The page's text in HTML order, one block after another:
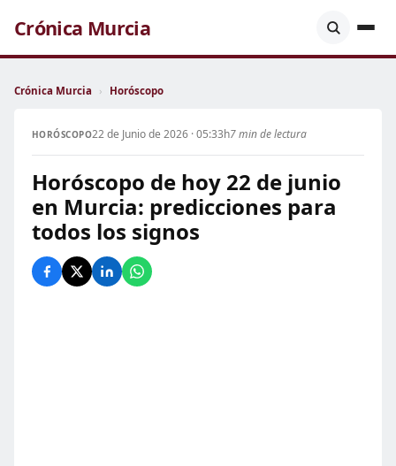
Crónica Murcia
Crónica Murcia › Horóscopo
HORÓSCOPO22 de Junio de 2026 · 05:33h7 min de lectura
Horóscopo de hoy 22 de junio
en Murcia: predicciones para
todos los signos